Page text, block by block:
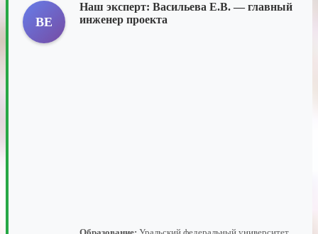
ВЕ
Наш эксперт: Васильева Е.В. — главный
инженер проекта